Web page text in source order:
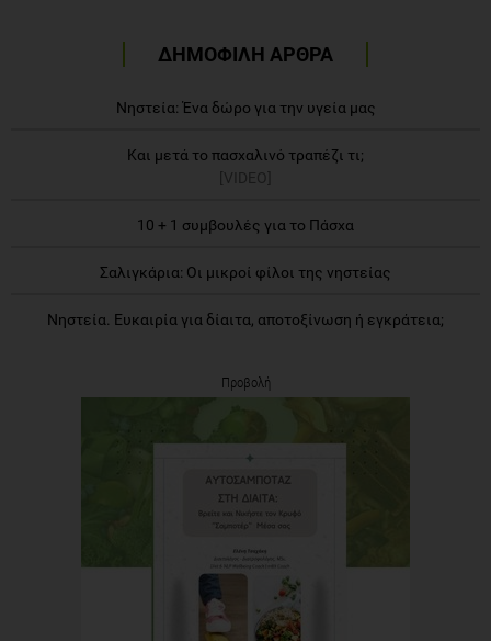
ΔΗΜΟΦΙΛΗ ΑΡΘΡΑ
Νηστεία: Ένα δώρο για την υγεία μας
Και μετά το πασχαλινό τραπέζι τι;
[VIDEO]
10 + 1 συμβουλές για το Πάσχα
Σαλιγκάρια: Οι μικροί φίλοι της νηστείας
Νηστεία. Ευκαιρία για δίαιτα, αποτοξίνωση ή εγκράτεια;
Προβολή